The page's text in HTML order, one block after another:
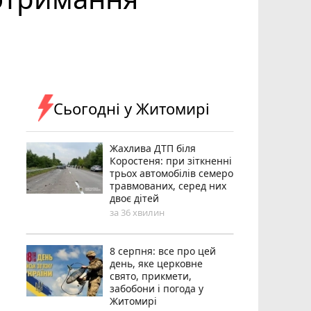
Сьогодні у Житомирі
Жахлива ДТП біля
Коростеня: при зіткненні
трьох автомобілів семеро
травмованих, серед них
двоє дітей
за 36 хвилин
8 серпня: все про цей
день, яке церковне
свято, прикмети,
забобони і погода у
Житомирі